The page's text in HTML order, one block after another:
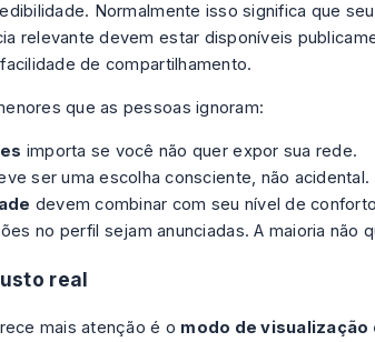
Normalmente isso significa que
relevante devem estar disponíveis
de compartilhamento.
que as pessoas ignoram:
importa se você não quer expor sua rede.
ser uma escolha consciente, não acidental.
devem combinar com seu nível de
no perfil sejam anunciadas. A maioria não
real
mais atenção é o modo de